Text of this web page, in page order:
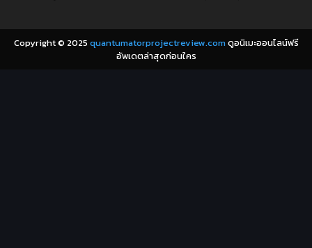
Coming-of-Age ก้าวผ่านวัย(6)
Copyright © 2025 quantumatorprojectreview.comดูอนิเมะออนไลน์ฟรี
อัพเดตล่าสุดก่อนใคร